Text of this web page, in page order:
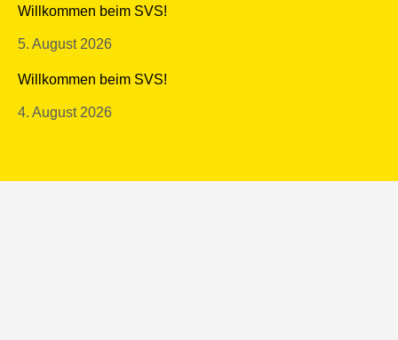
Willkommen beim SVS!
5. August 2026
Willkommen beim SVS!
4. August 2026